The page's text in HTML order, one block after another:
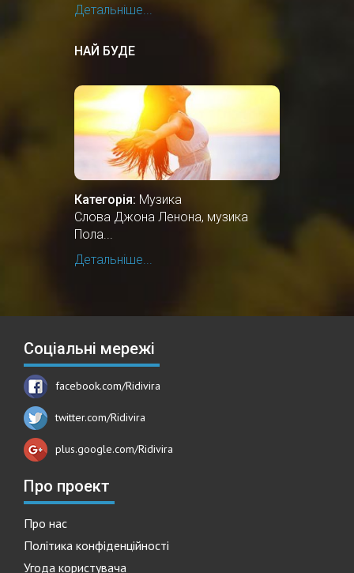
Детальніше...
НАЙ БУДЕ
Категорія: Музика
Слова Джона Ленона, музика
Пола...
Детальніше...
Соціальні мережі
facebook.com/Ridivira
twitter.com/Ridivira
plus.google.com/Ridivira
Про проект
Про нас
Політика конфіденційності
Угода користувача